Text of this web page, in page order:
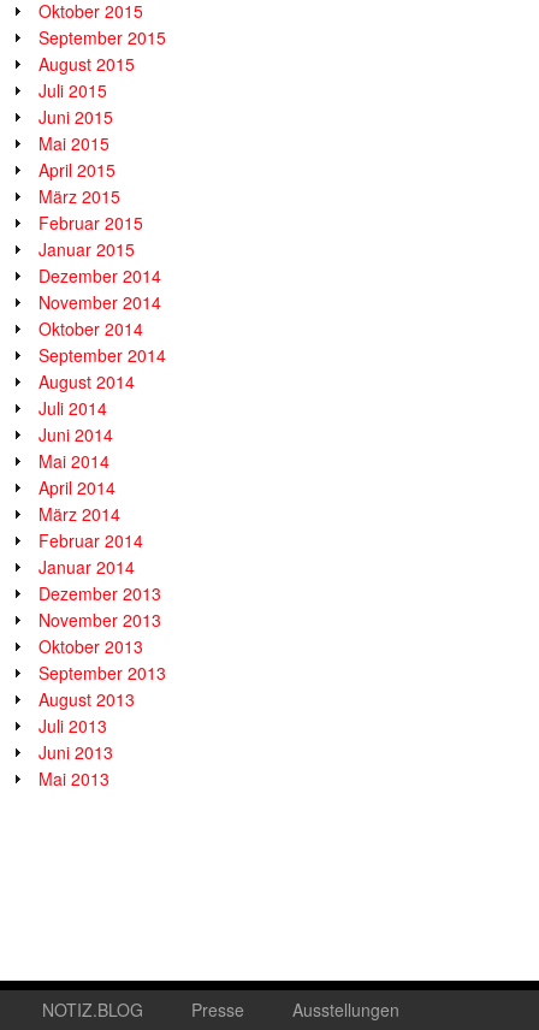
Oktober 2015
September 2015
August 2015
Juli 2015
Juni 2015
Mai 2015
April 2015
März 2015
Februar 2015
Januar 2015
Dezember 2014
November 2014
Oktober 2014
September 2014
August 2014
Juli 2014
Juni 2014
Mai 2014
April 2014
März 2014
Februar 2014
Januar 2014
Dezember 2013
November 2013
Oktober 2013
September 2013
August 2013
Juli 2013
Juni 2013
Mai 2013
NOTIZ.BLOG Presse
Ausstellungen